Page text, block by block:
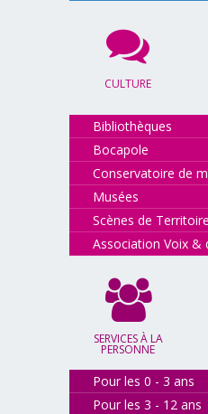
CULTURE
Bibliothèques
Bocapole
Conservatoire de
Musées
Scènes de Territoire
Association Voix &
SERVICES À LA
PERSONNE
Pour les 0 - 3 ans
Pour les 3 - 12 ans